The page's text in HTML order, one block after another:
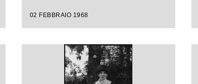
02 FEBBRAIO 1968